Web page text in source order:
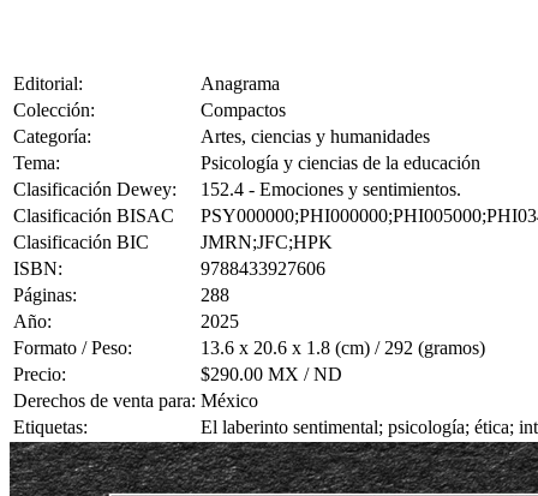
Editorial:
Anagrama
Colección:
Compactos
Categoría:
Artes, ciencias y humanidades
Tema:
Psicología y ciencias de la educación
Clasificación Dewey:
152.4 - Emociones y sentimientos.
Clasificación BISAC
Clasificación BIC
JMRN;JFC;HPK
ISBN:
9788433927606
Páginas:
288
Año:
2025
Formato / Peso:
13.6 x 20.6 x 1.8 (cm) / 292 (gramos)
Precio:
$290.00 MX / ND
Derechos de venta para: México
Etiquetas:
El laberinto sentimental; psicología; ética;